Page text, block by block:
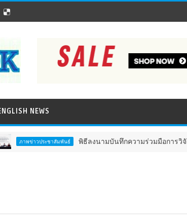
NEWS
ข่าวประชาสัมพันธ์ พิธีลงนามบันทึกความร่วมมือการวิจัยและพัฒ